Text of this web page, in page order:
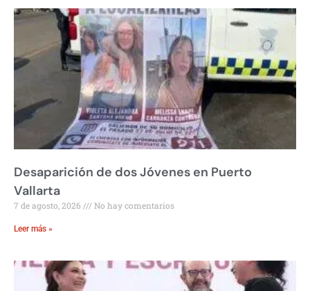
Desaparición de dos Jóvenes en Puerto
Vallarta
7 de agosto, 2026 No hay comentarios
Leer más »